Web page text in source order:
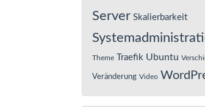
Server Skalierbarkeit
Theme Traefik Ubuntu
Veränderung Video